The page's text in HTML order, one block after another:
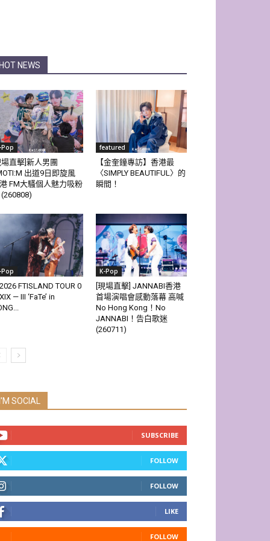
HOT NEWS
Pop
場直擊]新人男團
出道9日即旋風
FM大騷個人魅力吸粉
featured
【金奎鐘專訪】香港最
〈SIMPLY BEAUTIFUL〉的
瞬間！
Pop
2026 FTISLAND TOUR 0
— III ‘FaTe’ in
K-Pop
[現場直擊] JANNABI香港
首場演唱會感動落幕 高喊
No Hong Kong！No
JANNABI！告白歌迷
(260711)
I'M SOCIAL
SUBSCRIBE
FOLLOW
FOLLOW
LIKE
FOLLOW